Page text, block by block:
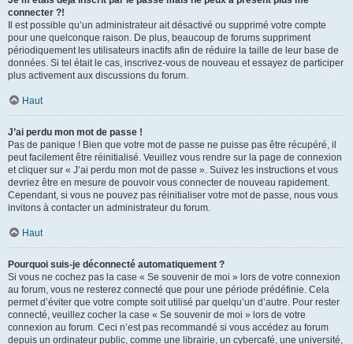
connecter ?!
Il est possible qu’un administrateur ait désactivé ou supprimé votre compte
pour une quelconque raison. De plus, beaucoup de forums suppriment
périodiquement les utilisateurs inactifs afin de réduire la taille de leur base de
données. Si tel était le cas, inscrivez-vous de nouveau et essayez de participer
plus activement aux discussions du forum.
Haut
J’ai perdu mon mot de passe !
Pas de panique ! Bien que votre mot de passe ne puisse pas être récupéré, il
peut facilement être réinitialisé. Veuillez vous rendre sur la page de connexion
et cliquer sur « J’ai perdu mon mot de passe ». Suivez les instructions et vous
devriez être en mesure de pouvoir vous connecter de nouveau rapidement.
Cependant, si vous ne pouvez pas réinitialiser votre mot de passe, nous vous
invitons à contacter un administrateur du forum.
Haut
Pourquoi suis-je déconnecté automatiquement ?
Si vous ne cochez pas la case « Se souvenir de moi » lors de votre connexion
au forum, vous ne resterez connecté que pour une période prédéfinie. Cela
permet d’éviter que votre compte soit utilisé par quelqu’un d’autre. Pour rester
connecté, veuillez cocher la case « Se souvenir de moi » lors de votre
connexion au forum. Ceci n’est pas recommandé si vous accédez au forum
depuis un ordinateur public, comme une librairie, un cybercafé, une université,